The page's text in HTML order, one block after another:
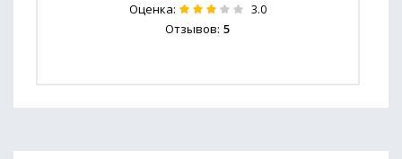
Оценка: 3.0
Отзывов: 5